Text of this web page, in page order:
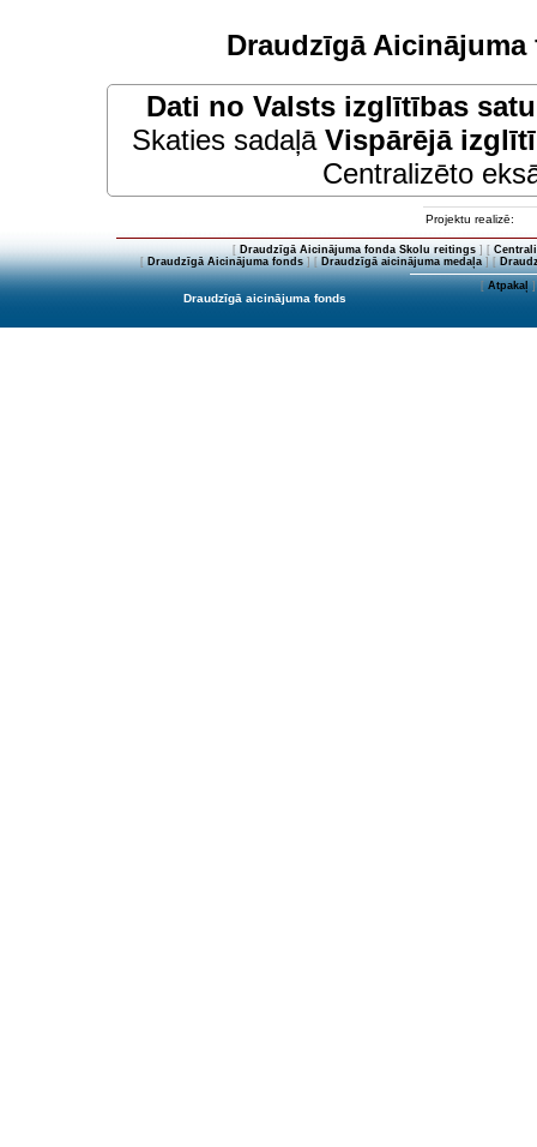
Draudzīgā
Dati no Valsts izglītības
Skaties sadaļā Vispārējā
Centralizēto
Projektu realizē:
[ Draudzīgā Aicinājuma fonda Skolu reitings] [
[Draudzīgā Aicinājuma fonds] [Draudzīgā aicinājuma medaļa] [
[Atpakaļ]
Draudzīgā aicinājuma fonds